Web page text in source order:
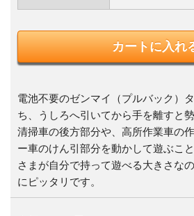
電池不要のゼンマイ（プルバック）
ち、うしろへ引いてから手を離すと
清掃車の後方部分や、高所作業車の
ー車のけん引部分を動かして遊ぶこ
さまが自分で持って遊べる大きさな
にピッタリです。